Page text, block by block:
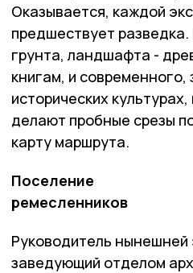
Оказывается, каждой
предшествует
грунта, ландшафта -
книгам, и
исторических
делают пробные срезы
карту маршрута.
Поселение
ремесленников
Руководитель нынешней
заведующий отделом